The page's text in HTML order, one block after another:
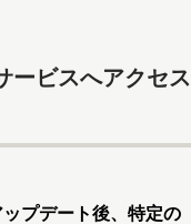
ービスへアクセス
プデート後、特定の